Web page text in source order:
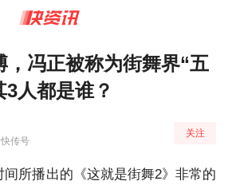
，冯正被称为街舞界“五
3人都是谁？
快传号
关注
所播出的《这就是街舞2》非常的